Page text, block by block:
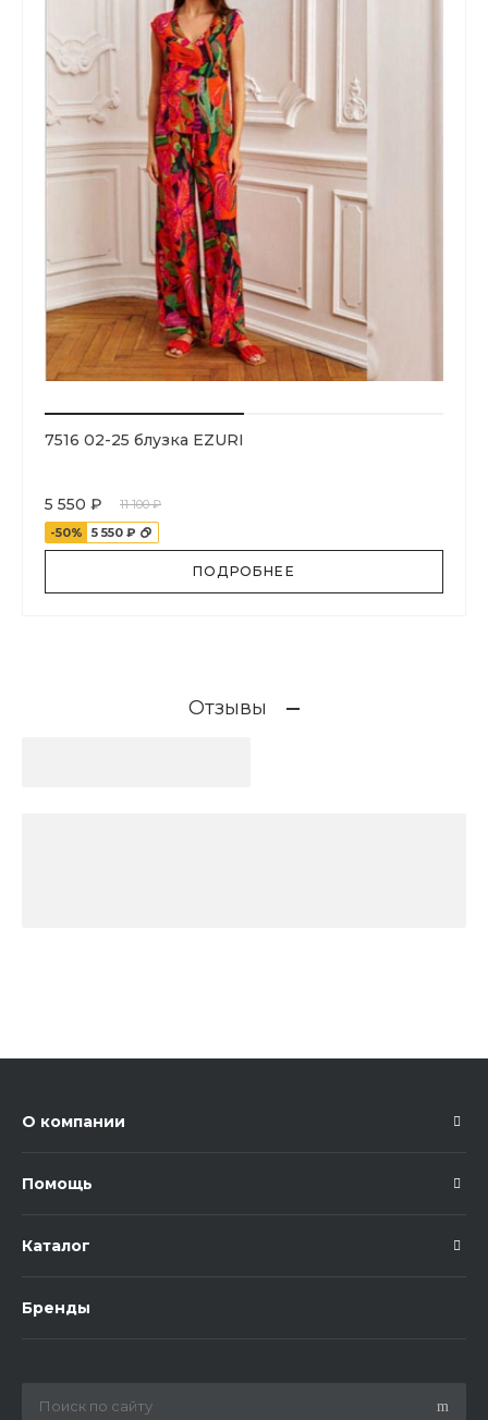
7516 02-25 блузка EZURI
5 550 ₽
11 100 ₽
-50%
5 550 ₽
ПОДРОБНЕЕ
Отзывы
О компании
Помощь
Каталог
Бренды